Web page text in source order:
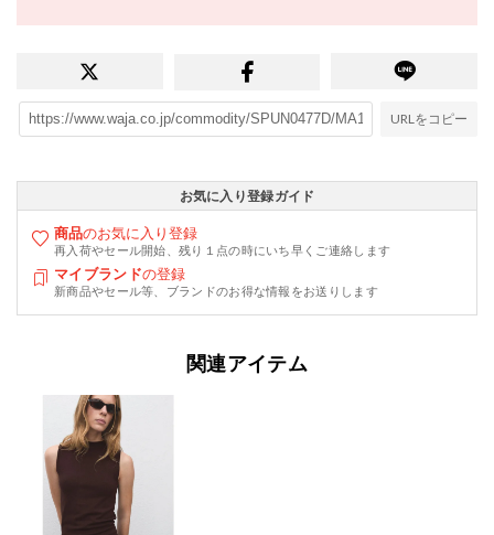
URLをコピー
お気に入り登録ガイド
商品のお気に入り登録
再入荷やセール開始、残り１点の時にいち早くご連絡します
マイブランドの登録
新商品やセール等、ブランドのお得な情報をお送りします
関連アイテム